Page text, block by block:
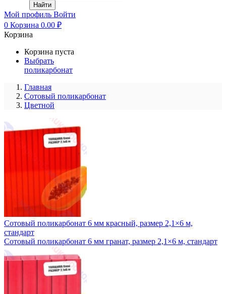
Найти
Мой профиль Войти
0 Корзина 0.00 ₽
Корзина
Корзина пуста
Выбрать
поликарбонат
Главная
Сотовый поликарбонат
Цветной
Сотовый поликарбонат 6 мм красный, размер 2,1×6 м,
стандарт
Сотовый поликарбонат 6 мм гранат, размер 2,1×6 м, стандарт